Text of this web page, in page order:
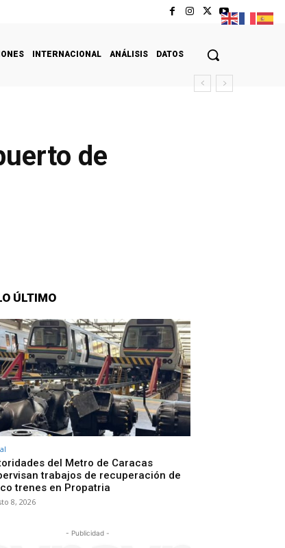
INTERNACIONAL ANÁLISIS DATOS
de
ÚLTIMO
del Metro de Caracas
trabajos de recuperación de
trenes en Propatria
8, 2026
- Publicidad -